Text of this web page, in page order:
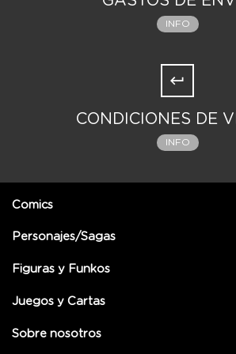
INFO
CONDICIONES DE
INFO
Comics
Personajes/Sagas
Figuras y Funkos
Juegos y Cartas
Sobre nosotros